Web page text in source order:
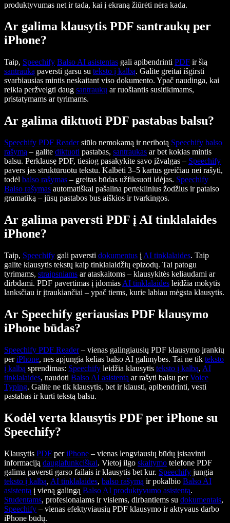
produktyvumas net ir tada, kai į ekraną žiūrėti nėra kada.
Ar galima klausytis PDF santraukų per
iPhone?
Taip, Speechify Balso AI asistentas gali apibendrinti PDF ir šią
santrauką paversti garsu su teksto į kalbą. Galite greitai išgirsti
svarbiausias mintis neskaitant viso dokumento. Ypač naudinga, kai
reikia peržvelgti daug santraukų ar ruošiantis susitikimams,
pristatymams ar tyrimams.
Ar galima diktuoti PDF pastabas balsu?
Speechify PDF Readersiūlo nemokamą ir neribotą Speechify balso
rašymą – galite diktuoti pastabas, santraukas ar bet kokias mintis
balsu. Perklausę PDF, tiesiog pasakykite savo įžvalgas – Speechify
pavers jas struktūruotu tekstu. Kalbėti 3–5 kartus greičiau nei rašyti,
todėl balso rašymas – greitas būdas užfiksuoti idėjas. Speechify
Balso rašymas automatiškai pašalina perteklinius žodžius ir pataiso
gramatiką – jūsų pastabos bus aiškios ir tvarkingos.
Ar galima paversti PDF į AI tinklalaides
iPhone?
Taip, Speechify gali paversti dokumentus į AI tinklalaides. Taip
galite klausytis tekstų kaip tinklalaidžių epizodų. Tai patogu
tyrimams, straipsniams ar ataskaitoms – klausykitės keliaudami ar
dirbdami. PDF pavertimas į įdomias AI tinklalaides leidžia mokytis
lanksčiau ir įtraukiančiai – ypač tiems, kurie labiau mėgsta klausytis.
Ar Speechify geriausias PDF klausymo
iPhone būdas?
Speechify PDF Reader– vienas galingiausių PDF klausymo įrankių
periPhone, nes apjungia kelias balso AI galimybes. Tai ne tik teksto
į kalbą sprendimas: Speechify leidžia klausytis teksto į kalbą, AI
tinklalaides, naudoti Balso AI asistentą ar rašyti balsu perVoice
Typing. Galite ne tik klausytis, bet ir klausti, apibendrinti, vesti
pastabas ir kurti tekstą balsu.
Kodėl verta klausytis PDF per iPhone su
Speechify?
Klausytis PDF periPhone – vienas lengviausių būdų įsisavinti
informaciją daugiafunkciškai. Vietoj ilgo skaitymo telefone PDF
galima paversti garso failais ir klausytis bet kur. Speechify jungia
teksto į kalbą, AI tinklalaides, balso rašymą ir pokalbio Balso AI
asistentą į vieną galingą Balso AI produktyvumo asistentą.
Studentams, profesionalams ir visiems, dirbantiems su dokumentais,
Speechify – vienas efektyviausių PDF klausymo ir aktyvaus darbo
iPhone būdų.